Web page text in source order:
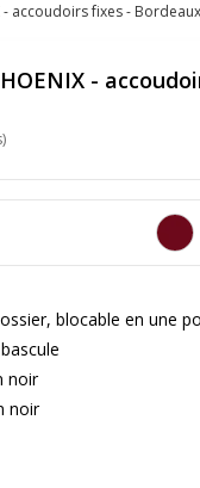
- accoudoirs fixes - Bordeaux
-
blocable en une
noir
noir